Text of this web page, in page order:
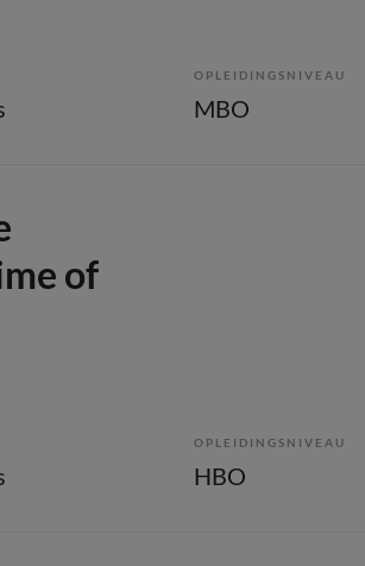
OPLEIDINGSNIVEAU
MBO
of
OPLEIDINGSNIVEAU
HBO